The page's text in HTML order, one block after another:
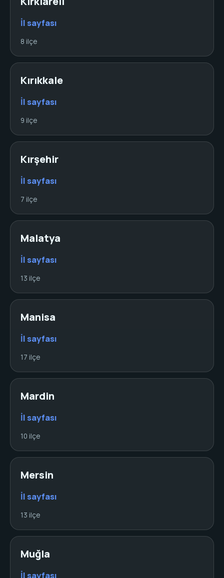
İl sayfası
8 ilçe
Kırıkkale
İl sayfası
9 ilçe
Kırşehir
İl sayfası
7 ilçe
Malatya
İl sayfası
13 ilçe
Manisa
İl sayfası
17 ilçe
Mardin
İl sayfası
10 ilçe
Mersin
İl sayfası
13 ilçe
Muğla
İl sayfası